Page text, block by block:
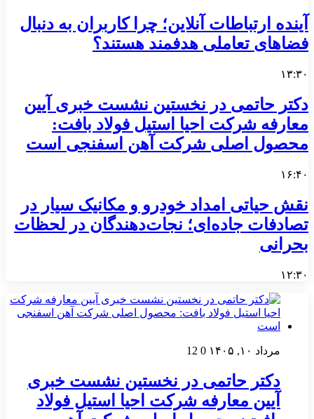
آینده ارتباطات آنلاین؛ چرا کاربران به دنبال
فضاهای تعاملی هدفمند هستند؟
۱۳:۳۰
دکتر حاتمی در نخستین نشست خبری آیین
معارفه شرکت احیا استیل فولاد بافت:
محصول اصلی شرکت آهن اسفنجی است
۱۶:۴۰
نقش حیاتی امداد خودرو و مکانیک سیار در
تصادفات جاده‌ای؛ نجات‌دهندگان در لحظات
بحرانی
۱۲:۳۰
مرداد ۱۰, ۱۴۰۵ 0
12
دکتر حاتمی در نخستین نشست خبری
آیین معارفه شرکت احیا استیل فولاد